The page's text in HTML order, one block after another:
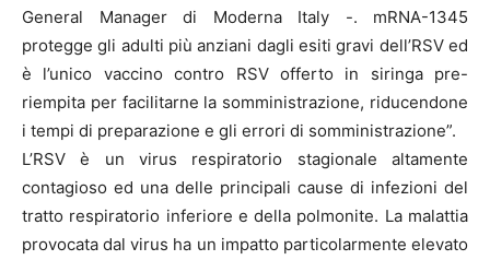
General Manager di Moderna Italy -. mRNA-1345
protegge gli adulti più anziani dagli esiti gravi dell’RSV ed
è l’unico vaccino contro RSV offerto in siringa pre-
riempita per facilitarne la somministrazione, riducendone
i tempi di preparazione e gli errori di somministrazione”.
L’RSV è un virus respiratorio stagionale altamente
contagioso ed una delle principali cause di infezioni del
tratto respiratorio inferiore e della polmonite. La malattia
provocata dal virus ha un impatto particolarmente elevato